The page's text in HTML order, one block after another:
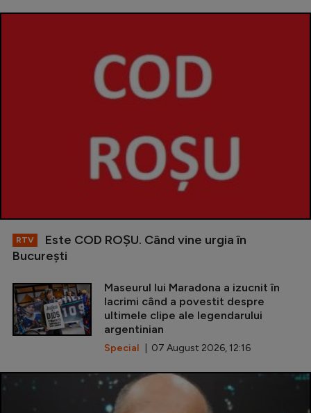
RTV
Este COD ROŞU. Când vine urgia în
Bucureşti
Maseurul lui Maradona a izucnit în
lacrimi când a povestit despre
ultimele clipe ale legendarului
argentinian
Special | 07 August 2026, 12:16